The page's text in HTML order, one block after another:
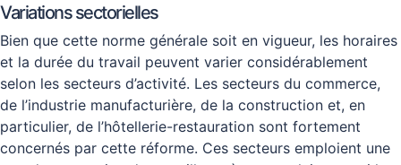
Variations sectorielles
Bien que cette norme générale soit en vigueur, les horaires
et la durée du travail peuvent varier considérablement
selon les secteurs d’activité. Les secteurs du commerce,
de l’industrie manufacturière, de la construction et, en
particulier, de l’hôtellerie-restauration sont fortement
concernés par cette réforme. Ces secteurs emploient une